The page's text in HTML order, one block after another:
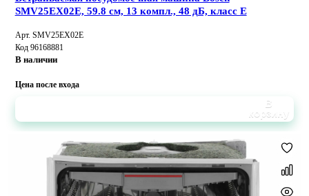
SMV25EX02E, 59.8 см, 13 компл., 48 дБ, класс E
Арт. SMV25EX02E
Код 96168881
В наличии
Цена после входа
В
корзину